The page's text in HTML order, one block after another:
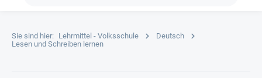
Sie sind hier: Lehrmittel - Volksschule
Deutsch
Lesen und Schreiben lernen